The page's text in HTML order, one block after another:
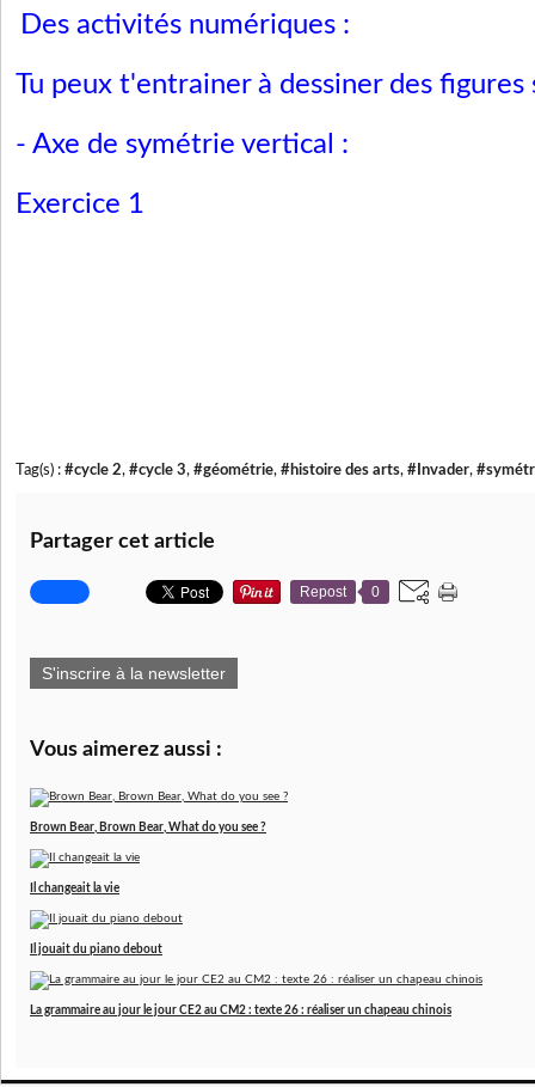
Des activités numériques :
Tu peux t'entrainer à dessiner des figures
- Axe de symétrie vertical :
Exercice 1
Tag(s) : #cycle 2, #cycle 3, #géométrie, #histoire des arts, #Invader,
Partager cet article
Repost 0
S'inscrire à la newsletter
Vous aimerez aussi :
Brown Bear, Brown Bear, What do you see ?
Il changeait la vie
Il jouait du piano debout
La grammaire au jour le jour CE2 au CM2 : texte 26 : réaliser un chapeau chinois